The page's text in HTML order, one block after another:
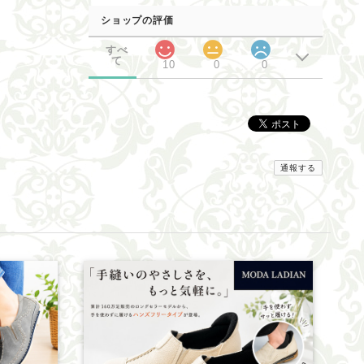
ショップの評価
すべ
て
10 0 0
通報する